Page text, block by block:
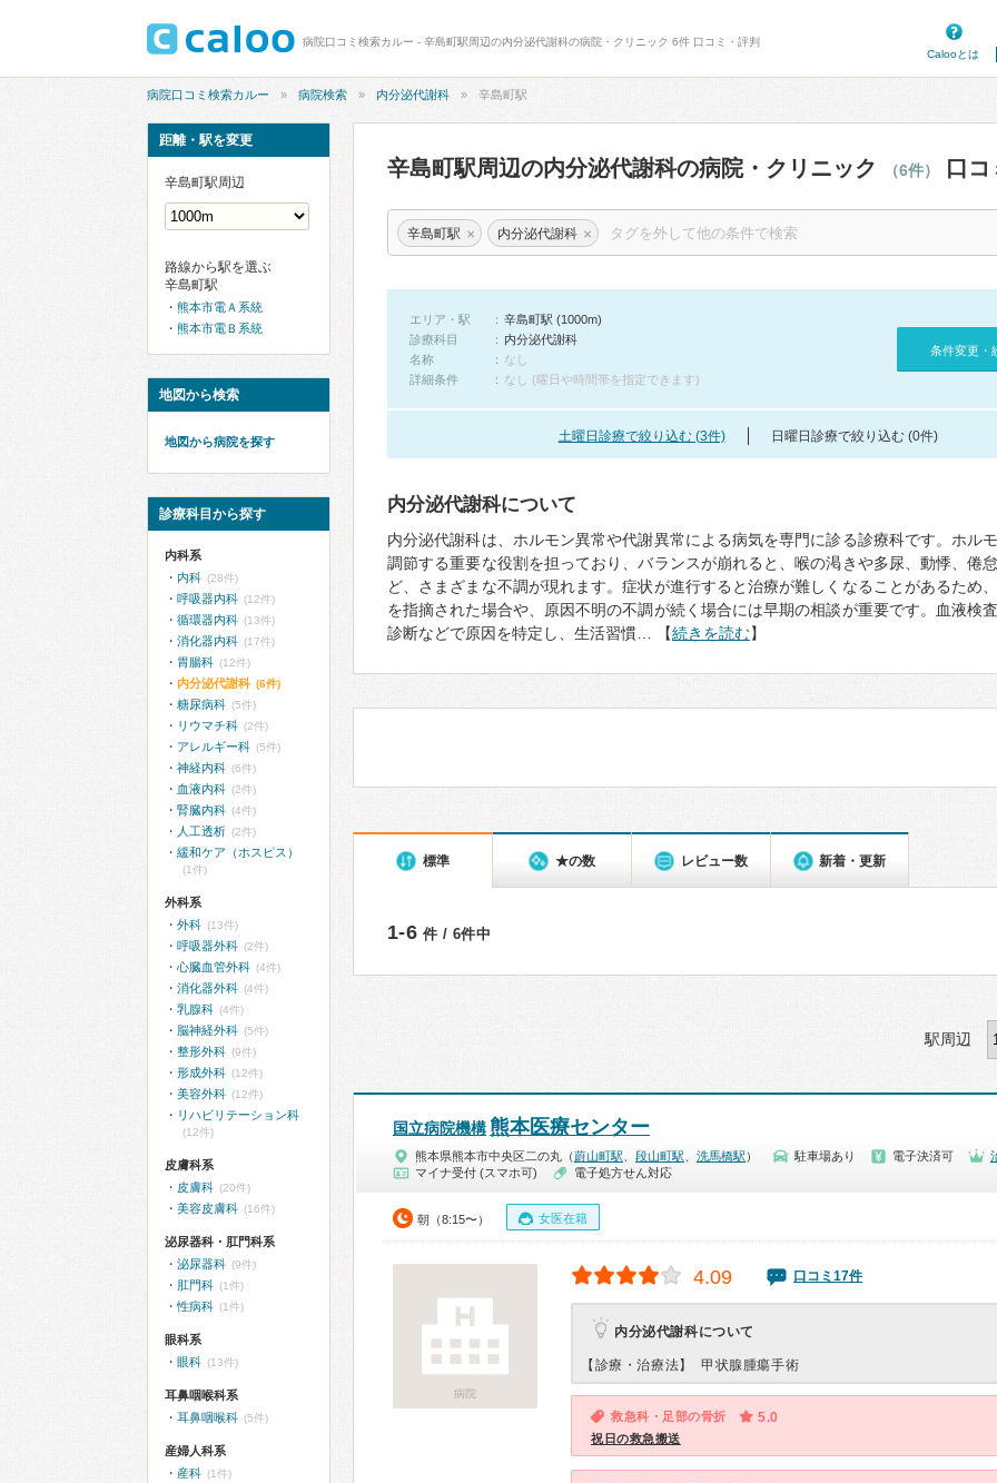
病院口コミ検索カルー - 辛島町駅周辺の内分泌代謝科の病院・クリニック 6件 口コミ・評判
Calooとは
病院口コミ検索カルー 病院検索 内分泌代謝科 辛島町駅
辛島町駅周辺の内分泌代謝科の病院・クリニック （6件） 口
辛島町駅 × 内分泌代謝科 ×
エリア・駅
辛島町駅 (1000m)
診療科目
内分泌代謝科
名称
なし
詳細条件
なし (曜日や時間帯を指定できます)
条件変更・
土曜日診療で絞り込む (3件) 日曜日診療で絞り込む (0件)
内分泌代謝科について
内分泌代謝科は、ホルモン異常や代謝異常による病気を専門に診る診療科です。ホル
調節する重要な役割を担っており、バランスが崩れると、喉の渇きや多尿、動悸、倦
ど、さまざまな不調が現れます。症状が進行すると治療が難しくなることがあるため
を指摘された場合や、原因不明の不調が続く場合には早期の相談が重要です。血液検
診断などで原因を特定し、生活習慣… 【続きを読む】
標準 ★の数 レビュー数 新着・更新
1-6 件 / 6件中
駅周辺
国立病院機構熊本医療センター
熊本県熊本市中央区二の丸（蔚山町駅 段山町駅 洗馬橋駅 ） 駐車場あり 電子決済可
マイナ受付 (スマホ可)
電子処方せん対応
朝（8:15〜） 女医在籍
病院
4.09 口コミ17件
内分泌代謝科について
【診療・治療法】 甲状腺腫瘍手術
救急科・足部の骨折 5.0
祝日の救急搬送
距離・駅を変更
辛島町駅周辺
路線から駅を選ぶ
辛島町駅
熊本市電Ａ系統
熊本市電Ｂ系統
地図から検索
地図から病院を探す
診療科目から探す
内科系
内科 (28件)
呼吸器内科 (12件)
循環器内科 (13件)
消化器内科 (17件)
胃腸科 (12件)
内分泌代謝科 (6件)
糖尿病科 (5件)
リウマチ科 (2件)
アレルギー科 (5件)
神経内科 (6件)
血液内科 (2件)
腎臓内科 (4件)
人工透析 (2件)
緩和ケア（ホスピス）
(1件)
外科系
外科 (13件)
呼吸器外科 (2件)
心臓血管外科 (4件)
消化器外科 (4件)
乳腺科 (4件)
脳神経外科 (5件)
整形外科 (9件)
形成外科 (12件)
美容外科 (12件)
リハビリテーション科
(12件)
皮膚科系
皮膚科 (20件)
美容皮膚科 (16件)
泌尿器科・肛門科系
泌尿器科 (9件)
肛門科 (1件)
性病科 (1件)
眼科系
眼科 (13件)
耳鼻咽喉科系
耳鼻咽喉科 (5件)
産婦人科系
産科 (1件)